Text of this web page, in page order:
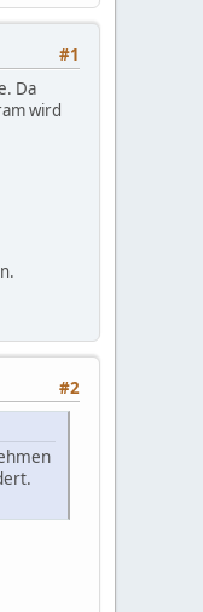
#1
Da
wird
#2